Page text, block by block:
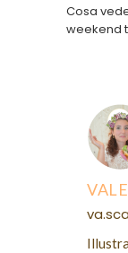
Cosa
weekend